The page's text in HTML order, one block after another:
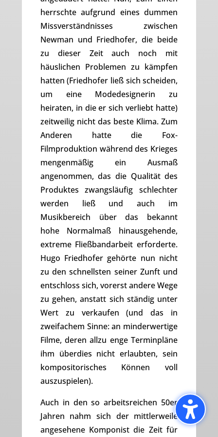
herrschte aufgrund eines dummen
Missverständnisses zwischen
Newman und Friedhofer, die beide
zu dieser Zeit auch noch mit
häuslichen Problemen zu kämpfen
hatten (Friedhofer ließ sich scheiden,
um eine Modedesignerin zu
heiraten, in die er sich verliebt hatte)
zeitweilig nicht das beste Klima. Zum
Anderen hatte die Fox-
Filmproduktion während des Krieges
mengenmäßig ein Ausmaß
angenommen, das die Qualität des
Produktes zwangsläufig schlechter
werden ließ und auch im
Musikbereich über das bekannt
hohe Normalmaß hinausgehende,
extreme Fließbandarbeit erforderte.
Hugo Friedhofer gehörte nun nicht
zu den schnellsten seiner Zunft und
entschloss sich, vorerst andere Wege
zu gehen, anstatt sich ständig unter
Wert zu verkaufen (und das in
zweifachem Sinne: an minderwertige
Filme, deren allzu enge Terminpläne
ihm überdies nicht erlaubten, sein
kompositorisches Können voll
auszuspielen).
Auch in den so arbeitsreichen 50er
Jahren nahm sich der mittlerweile
angesehene Komponist die Zeit für